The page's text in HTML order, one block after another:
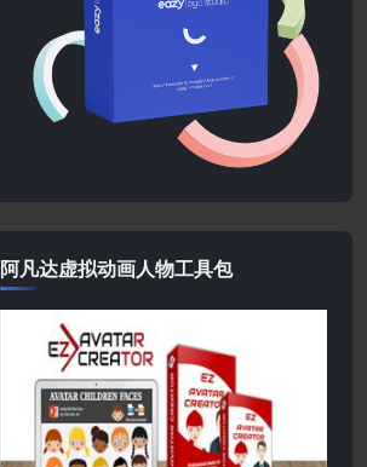
阿凡达虚拟动画人物工具包